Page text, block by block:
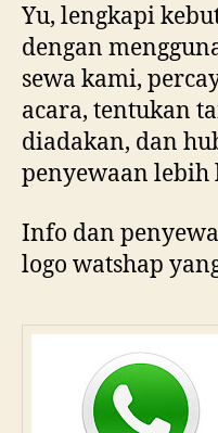
Yu, lengkapi
dengan
sewa kami,
acara, tentukan
diadakan, dan
penyewaan lebih
Info dan
logo watshap